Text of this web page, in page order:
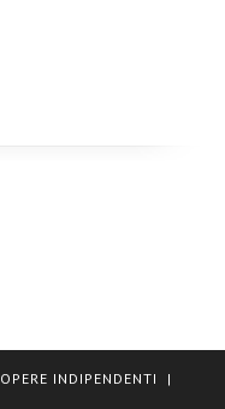
OPERE INDIPENDENTI
|